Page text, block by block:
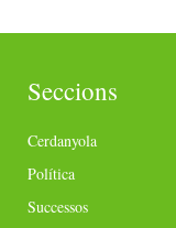
Seccions
Cerdanyola
Política
Successos